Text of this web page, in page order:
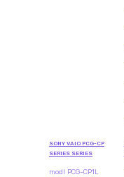
SONY VAIO PCG-CP
SERIES SERIES
modl PCG-CP1L